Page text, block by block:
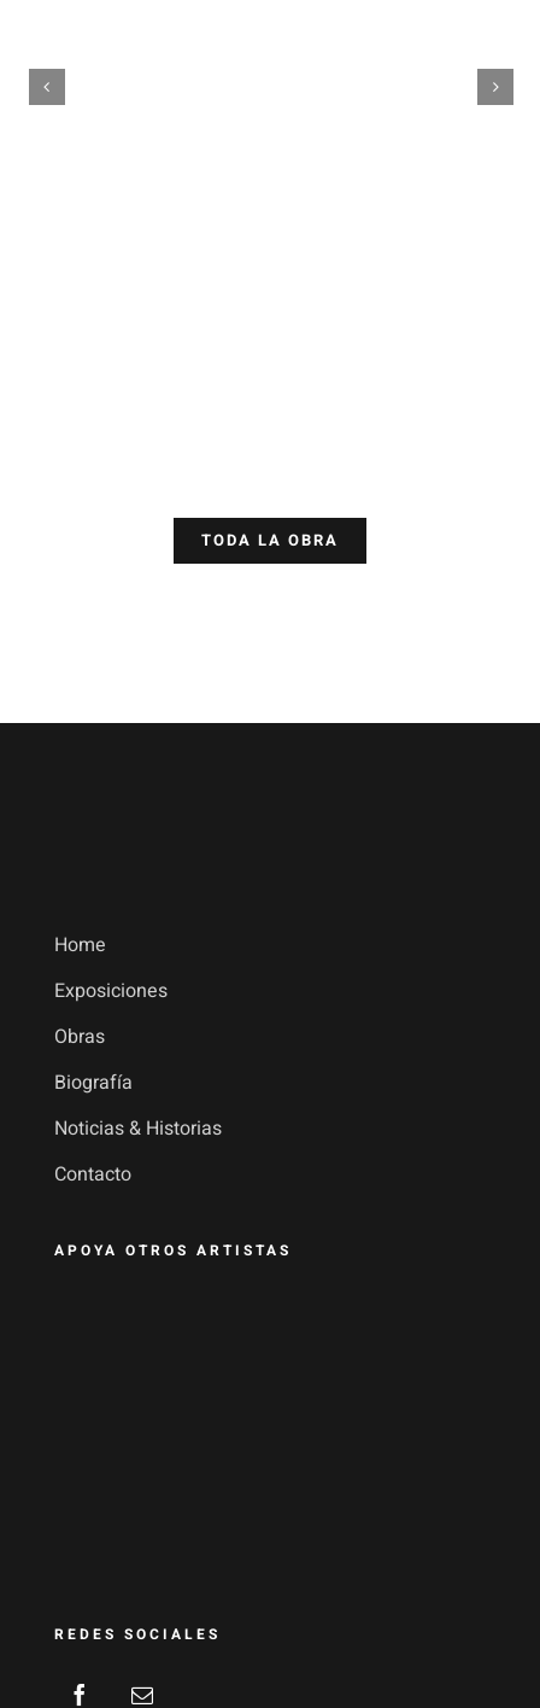
TODA LA OBRA
Home
Exposiciones
Obras
Biografía
Noticias & Historias
Contacto
APOYA OTROS ARTISTAS
REDES SOCIALES